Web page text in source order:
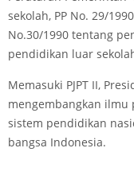
sekolah, PP No. 29/
No.30/1990 tentang
pendidikan luar
Memasuki PJPT II,
mengembangkan ilmu
sistem pendidikan
bangsa Indonesia.